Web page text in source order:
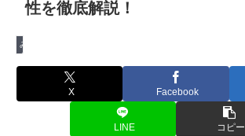
性を徹底解説！
みんなのSEO対策
X Facebook
LINE コピー